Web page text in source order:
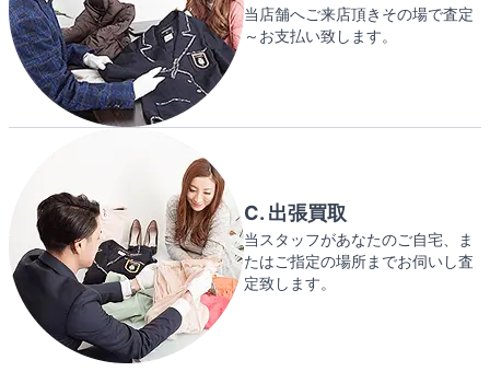
当店舗へご来店頂きその場で査定
～お支払い致します。
C. 出張買取
当スタッフがあなたのご自宅、ま
たはご指定の場所までお伺いし査
定致します。